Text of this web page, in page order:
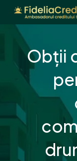
Skip
contentObții